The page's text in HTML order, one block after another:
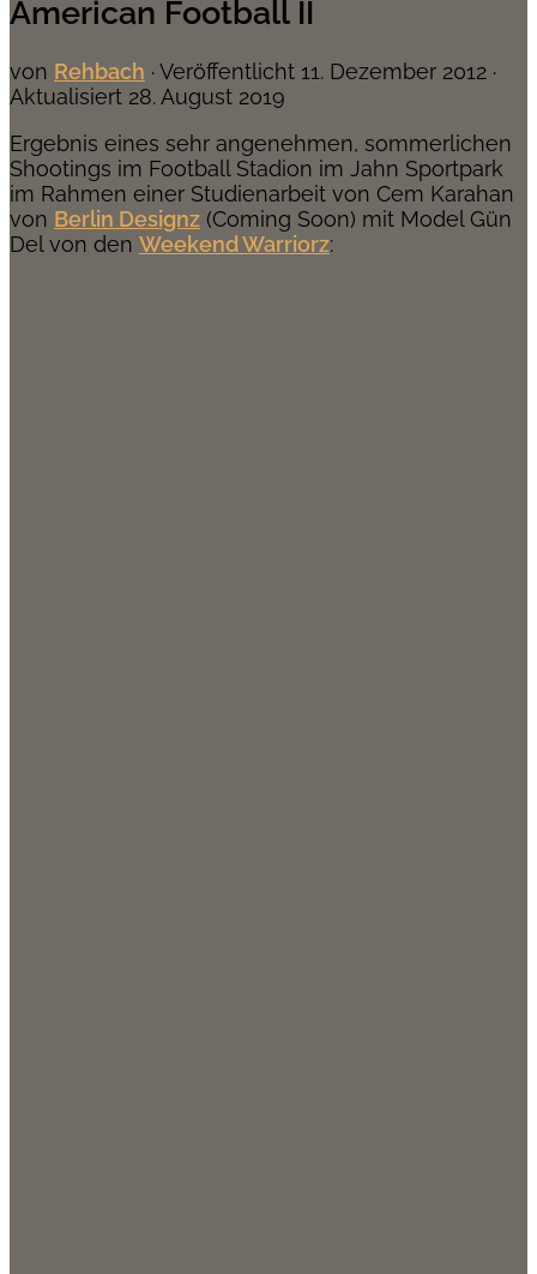
American Football II
von Rehbach · Veröffentlicht 11. Dezember 2012 ·
Aktualisiert 28. August 2019
Ergebnis eines sehr angenehmen, sommerlichen
Shootings im Football Stadion im Jahn Sportpark
im Rahmen einer Studienarbeit von Cem Karahan
von Berlin Designz (Coming Soon) mit Model Gün
Del von den Weekend Warriorz: